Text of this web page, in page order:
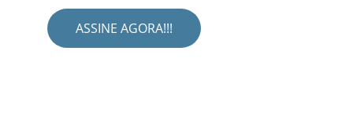
ASSINE AGORA!!!